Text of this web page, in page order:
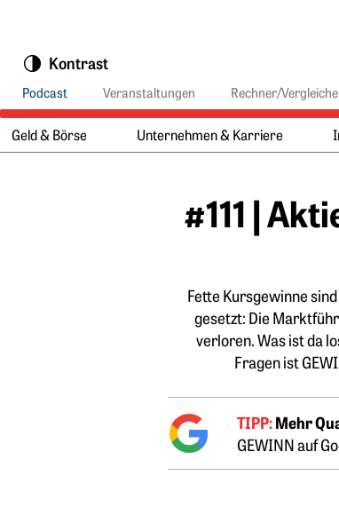
Kontrast
Podcast Veranstaltungen Rechner/Vergleiche
Hauptmenü:
Geld & Börse Unternehmen & Karriere
#111 |
Fette Kursgewinne
gesetzt: Die
verloren. Was ist da
Fragen ist
TIPP:Mehr
GEWINN auf